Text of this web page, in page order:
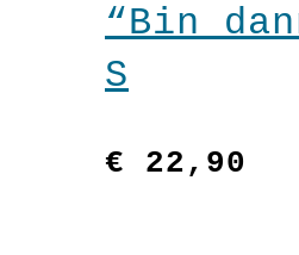
“Bin
S
€ 22,90